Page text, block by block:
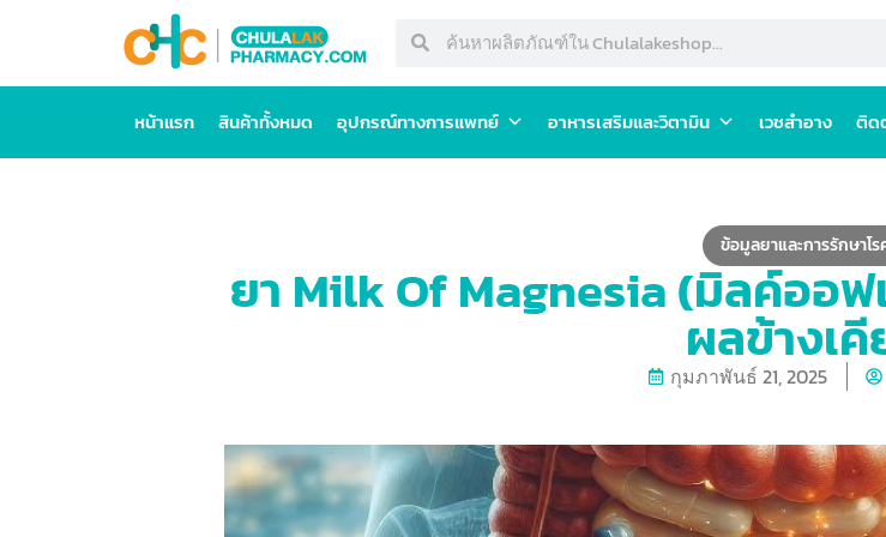
หน้าแรก สินค้าทั้งหมด อุปกรณ์ทางการแพทย์ อาหารเสริมและวิตามิน เวชสำอาง ติด
ข้อมูลยาและการรักษาโร
ยา Milk Of Magnesia (มิลค์ออ
ผลข้างเ
กุมภาพันธ์ 21, 2025